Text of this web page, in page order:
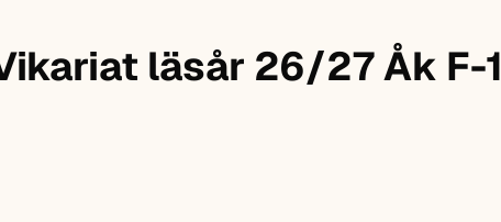
läsår 26/27 Åk F-1